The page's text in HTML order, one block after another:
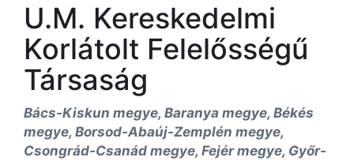
U.M. Kereskedelmi
Korlátolt Felelősségű
Társaság
Bács-Kiskun megye, Baranya megye, Békés
megye, Borsod-Abaúj-Zemplén megye,
Csongrád-Csanád megye, Fejér megye, Győr-